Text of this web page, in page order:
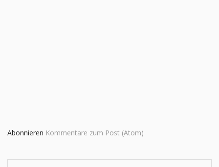
Abonnieren Kommentare zum Post (Atom)